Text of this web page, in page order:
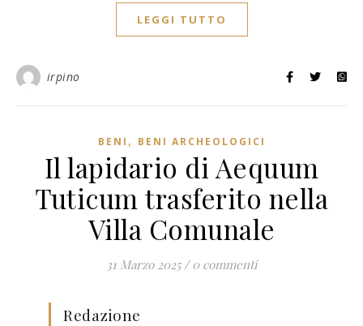
LEGGI TUTTO
irpino
BENI , BENI ARCHEOLOGICI
Il lapidario di Aequum
Tuticum trasferito nella
Villa Comunale
31 Marzo 2025 / 0 commenti
Redazione